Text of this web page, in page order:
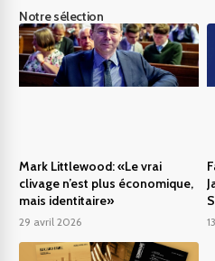
Notre sélection
Mark Littlewood: «Le vrai
clivage n’est plus économique,
mais identitaire»
29 avril 2026